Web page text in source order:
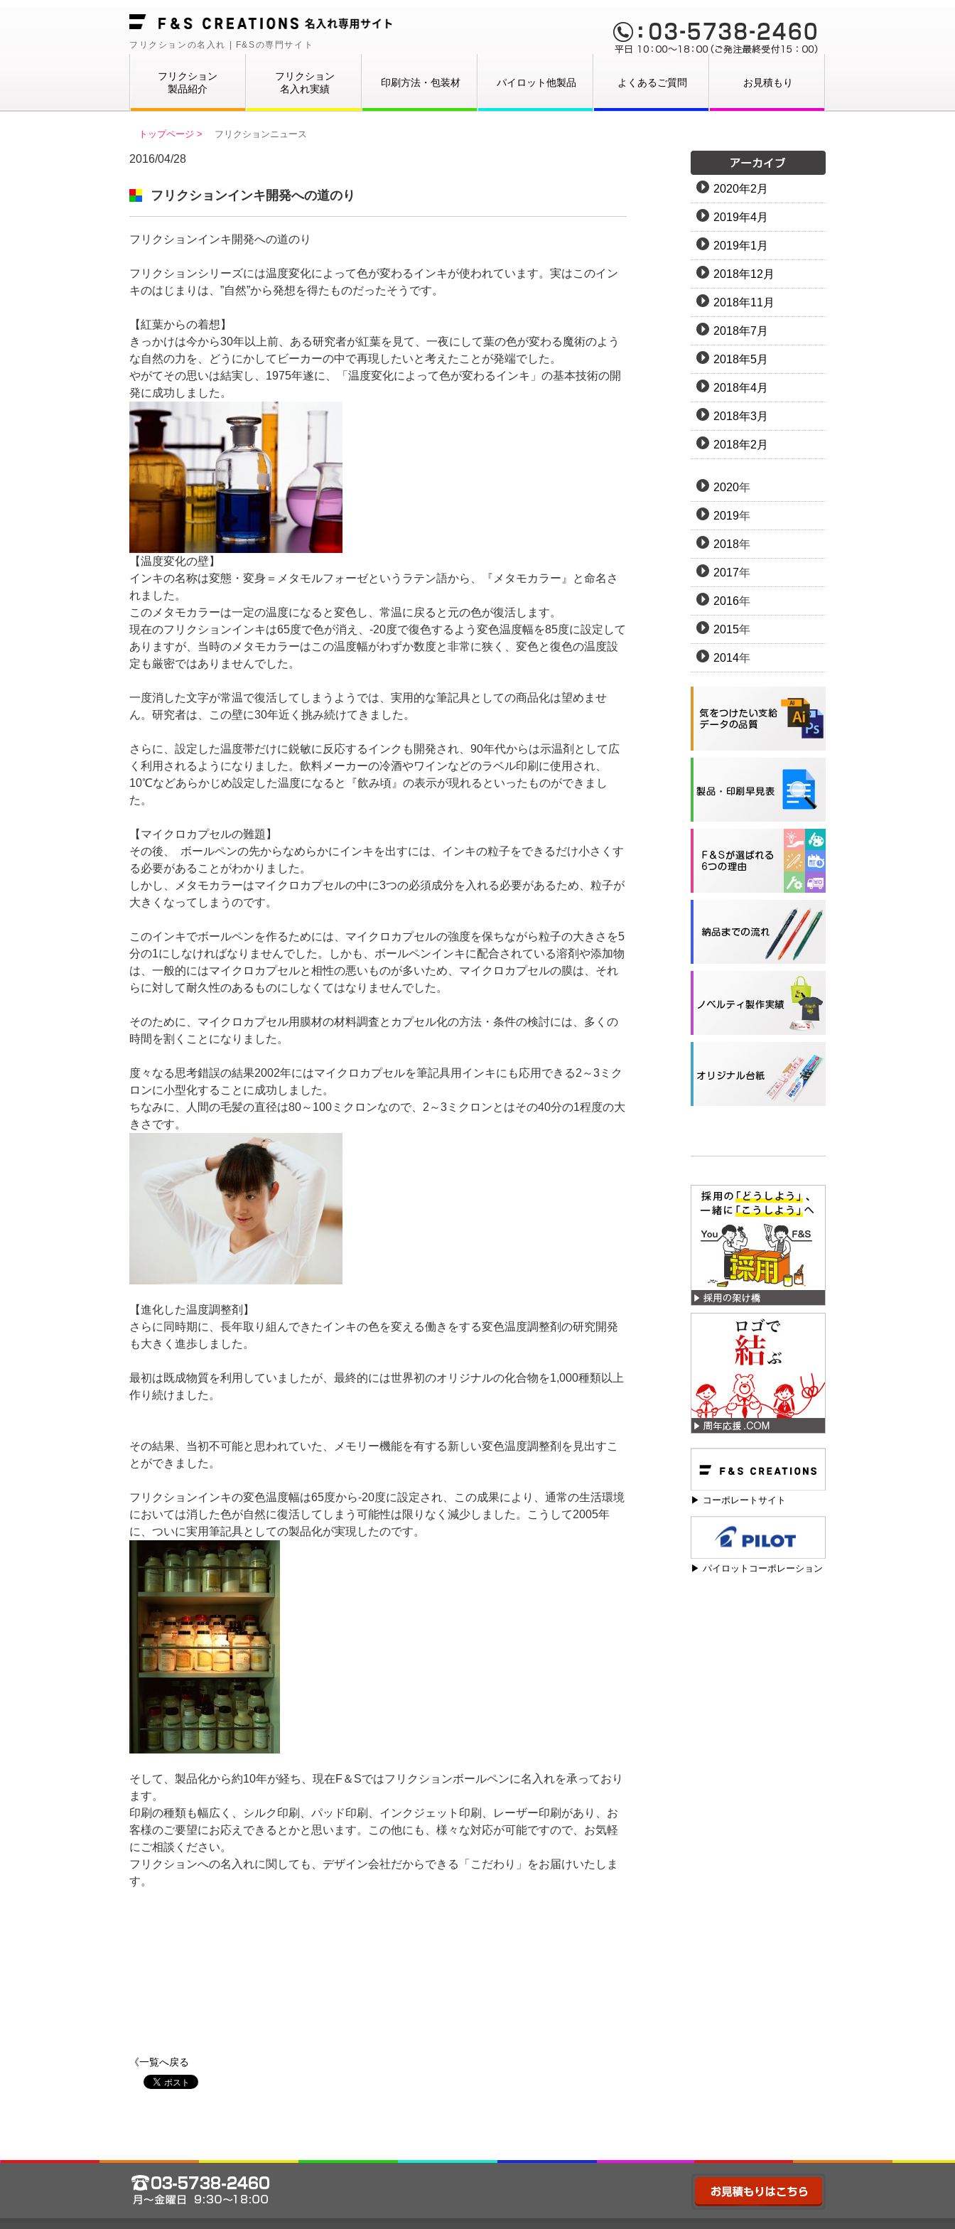
フリクションの名入れ | F&Sの専門サイト
フリクション
製品紹介
フリクション
名入れ実績
印刷方法・包装材 パイロット他製品 よくあるご質問 お見積もり
トップページ > フリクションニュース
2016/04/28
フリクションインキ開発への道のり
フリクションインキ開発への道のり
フリクションシリーズには温度変化によって色が変わるインキが使われています。実はこのイン
キのはじまりは、”自然”から発想を得たものだったそうです。
【紅葉からの着想】
きっかけは今から30年以上前、ある研究者が紅葉を見て、一夜にして葉の色が変わる魔術のよう
な自然の力を、どうにかしてビーカーの中で再現したいと考えたことが発端でした。
やがてその思いは結実し、1975年遂に、「温度変化によって色が変わるインキ」の基本技術の開
発に成功しました。
【温度変化の壁】
インキの名称は変態・変身＝メタモルフォーゼというラテン語から、『メタモカラー』と命名さ
れました。
このメタモカラーは一定の温度になると変色し、常温に戻ると元の色が復活します。
現在のフリクションインキは65度で色が消え、-20度で復色するよう変色温度幅を85度に設定して
ありますが、当時のメタモカラーはこの温度幅がわずか数度と非常に狭く、変色と復色の温度設
定も厳密ではありませんでした。
一度消した文字が常温で復活してしまうようでは、実用的な筆記具としての商品化は望めませ
ん。研究者は、この壁に30年近く挑み続けてきました。
さらに、設定した温度帯だけに鋭敏に反応するインクも開発され、90年代からは示温剤として広
く利用されるようになりました。飲料メーカーの冷酒やワインなどのラベル印刷に使用され、
10℃などあらかじめ設定した温度になると『飲み頃』の表示が現れるといったものができまし
た。
【マイクロカプセルの難題】
その後、 ボールペンの先からなめらかにインキを出すには、インキの粒子をできるだけ小さくす
る必要があることがわかりました。
しかし、メタモカラーはマイクロカプセルの中に3つの必須成分を入れる必要があるため、粒子が
大きくなってしまうのです。
このインキでボールペンを作るためには、マイクロカプセルの強度を保ちながら粒子の大きさを5
分の1にしなければなりませんでした。しかも、ボールペンインキに配合されている溶剤や添加物
は、一般的にはマイクロカプセルと相性の悪いものが多いため、マイクロカプセルの膜は、それ
らに対して耐久性のあるものにしなくてはなりませんでした。
そのために、マイクロカプセル用膜材の材料調査とカプセル化の方法・条件の検討には、多くの
時間を割くことになりました。
度々なる思考錯誤の結果2002年にはマイクロカプセルを筆記具用インキにも応用できる2～3ミク
ロンに小型化することに成功しました。
ちなみに、人間の毛髪の直径は80～100ミクロンなので、2～3ミクロンとはその40分の1程度の大
きさです。
【進化した温度調整剤】
さらに同時期に、長年取り組んできたインキの色を変える働きをする変色温度調整剤の研究開発
も大きく進歩しました。
最初は既成物質を利用していましたが、最終的には世界初のオリジナルの化合物を1,000種類以上
作り続けました。
その結果、当初不可能と思われていた、メモリー機能を有する新しい変色温度調整剤を見出すこ
とができました。
フリクションインキの変色温度幅は65度から-20度に設定され、この成果により、通常の生活環境
においては消した色が自然に復活してしまう可能性は限りなく減少しました。こうして2005年
に、ついに実用筆記具としての製品化が実現したのです。
そして、製品化から約10年が経ち、現在F＆Sではフリクションボールペンに名入れを承っており
ます。
印刷の種類も幅広く、シルク印刷、パッド印刷、インクジェット印刷、レーザー印刷があり、お
客様のご要望にお応えできるとかと思います。この他にも、様々な対応が可能ですので、お気軽
にご相談ください。
フリクションへの名入れに関しても、デザイン会社だからできる「こだわり」をお届けいたしま
す。
《一覧へ戻る
2020年2月
2019年4月
2019年1月
2018年12月
2018年11月
2018年7月
2018年5月
2018年4月
2018年3月
2018年2月
2020年
2019年
2018年
2017年
2016年
2015年
2014年
▶ コーポレートサイト
▶ パイロットコーポレーション